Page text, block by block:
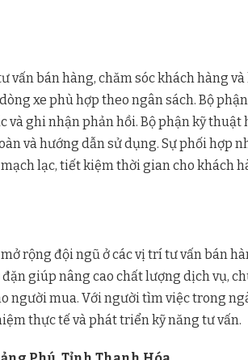
vấn bán hàng, chăm sóc khách hàng và
xe phù hợp theo ngân sách. Bộ phận
và ghi nhận phản hồi. Bộ phận kỹ thuật
và hướng dẫn sử dụng. Sự phối hợp
lạc, tiết kiệm thời gian cho khách
rộng đội ngũ ở các vị trí tư vấn bán
giúp nâng cao chất lượng dịch vụ,
người mua. Với người tìm việc trong
thực tế và phát triển kỹ năng tư vấn.